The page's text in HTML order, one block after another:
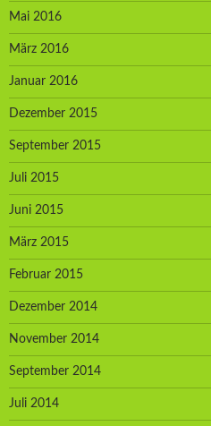
Mai 2016
März 2016
Januar 2016
Dezember 2015
September 2015
Juli 2015
Juni 2015
März 2015
Februar 2015
Dezember 2014
November 2014
September 2014
Juli 2014